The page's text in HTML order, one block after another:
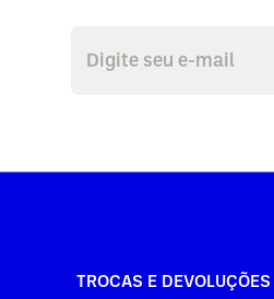
TROCAS E DEVOLUÇÕES